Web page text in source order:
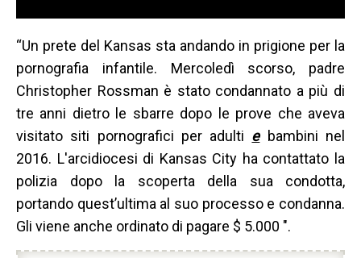
“Un prete del Kansas sta andando in prigione per la
pornografia infantile. Mercoledì scorso, padre
Christopher Rossman è stato condannato a più di
tre anni dietro le sbarre dopo le prove che aveva
visitato siti pornografici per adulti ebambini nel
2016. L'arcidiocesi di Kansas City ha contattato la
polizia dopo la scoperta della sua condotta,
portando quest’ultima al suo processo e condanna.
Gli viene anche ordinato di pagare $ 5.000 ".